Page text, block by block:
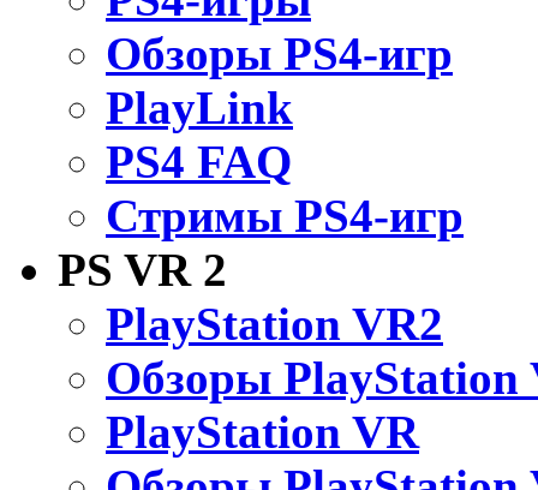
Обзоры PS4-игр
PlayLink
PS4 FAQ
Стримы PS4-игр
PS VR 2
PlayStation VR2
Обзоры PlayStation
PlayStation VR